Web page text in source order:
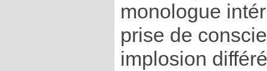
monologue
prise de
implosion